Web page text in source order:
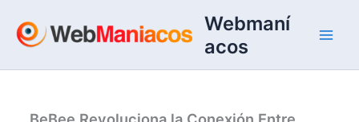
contenido
Webmaní
acos